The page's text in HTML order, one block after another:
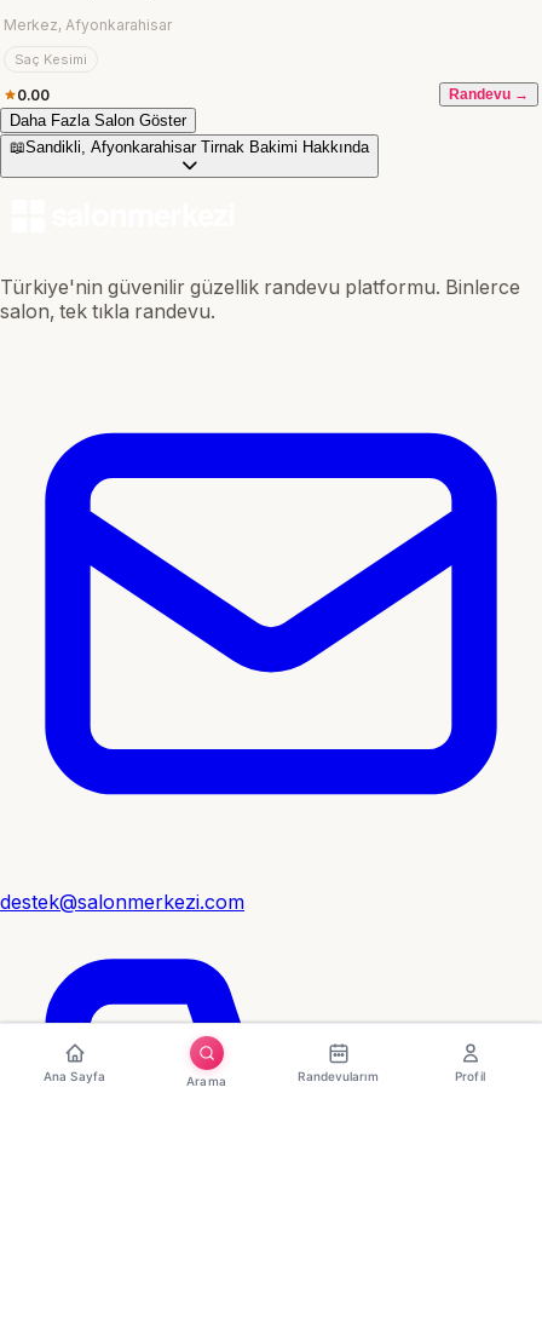
Merkez, Afyonkarahisar
Saç Kesimi
0.00 Randevu →
Daha Fazla Salon Göster
📖Sandikli, Afyonkarahisar Tirnak Bakimi Hakkında
Türkiye'nin güvenilir güzellik randevu platformu. Binlerce
salon, tek tıkla randevu.
destek@salonmerkezi.com
Ana Sayfa Arama Randevularım Profil